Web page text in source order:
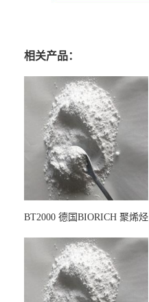
相关产品：
BT2000 德国BIORICH 聚烯烃
墨阻燃剂 TPU抗黄变剂 抗黄
变耐黄剂